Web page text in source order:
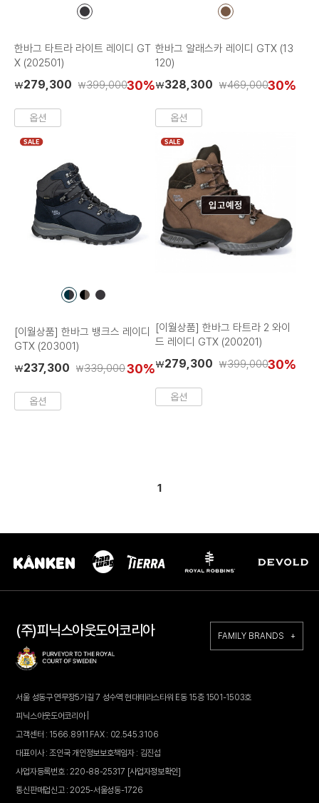
컬
한바그 타트라 라이트 레이디 GT
X (202501)
₩279,300 ₩399,00030%
옵션
컬
한바그 알래스카 레이디 GTX (13
120)
₩328,300 ₩469,00030%
옵션
SALE
컬
컬
컬
[이월상품] 한바그 뱅크스 레이디
GTX (203001)
₩237,300 ₩339,00030%
옵션
SALE
입고예정
[이월상품] 한바그 타트라 2 와이
드 레이디 GTX (200201)
₩279,300 ₩399,00030%
옵션
1
(주)피닉스아웃도어코리아 FAMILY BRANDS +
서울 성동구 연무장5가길 7 성수역 현대테라스타워 E동 15층 1501-1503호
피닉스아웃도어코리아 |
고객센터 : 1566.8911 FAX : 02.545.3106
대표이사 : 조인국 개인정보보호책임자 : 김진섭
사업자등록번호 : 220-88-25317 [사업자정보확인]
통신판매업신고 : 2025-서울성동-1726